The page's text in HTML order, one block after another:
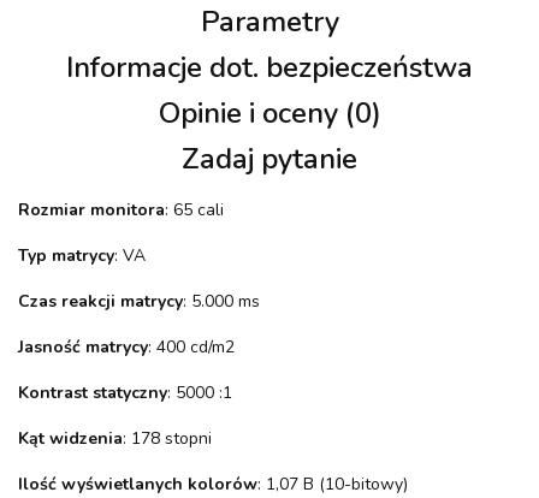
Parametry
Informacje dot. bezpieczeństwa
Opinie i oceny (0)
Zadaj pytanie
Rozmiar monitora: 65 cali
Typ matrycy: VA
Czas reakcji matrycy: 5.000 ms
Jasność matrycy: 400 cd/m2
Kontrast statyczny: 5000 :1
Kąt widzenia: 178 stopni
Ilość wyświetlanych kolorów: 1,07 B (10-bitowy)